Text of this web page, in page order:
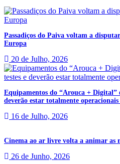
Passadiços do Paiva voltam a
Europa
20 de Julho, 2026
Equipamentos do “Arouca + Digital”
deverão estar totalmente
16 de Julho, 2026
Cinema ao ar livre volta a animar as
26 de Junho, 2026